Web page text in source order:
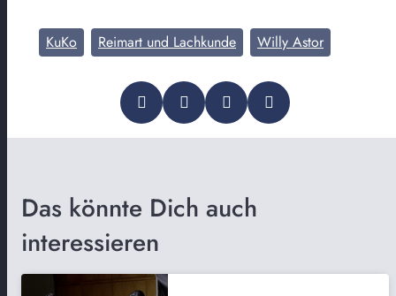
KuKo Reimart und Lachkunde Willy Astor
Das könnte Dich auch
interessieren